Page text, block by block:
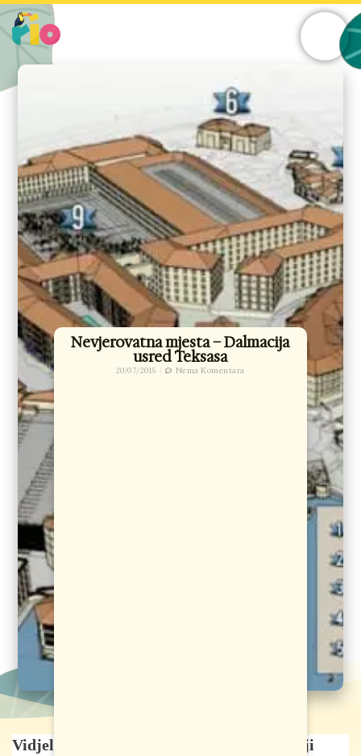
Skip
to
content
Nevjerovatna mjesta – Dalmacija
usred Teksasa
20/07/2015 Nema Komentara
Vidjeli smo do sada da u Las Vegasu postoji